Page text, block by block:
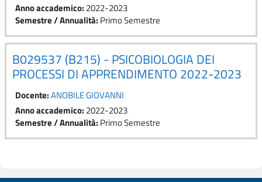
Anno accademico: 2022-2023
Semestre / Annualità: Primo Semestre
B029537 (B215) - PSICOBIOLOGIA DEI
PROCESSI DI APPRENDIMENTO 2022-2023
Docente:ANOBILE GIOVANNI
Anno accademico: 2022-2023
Semestre / Annualità: Primo Semestre